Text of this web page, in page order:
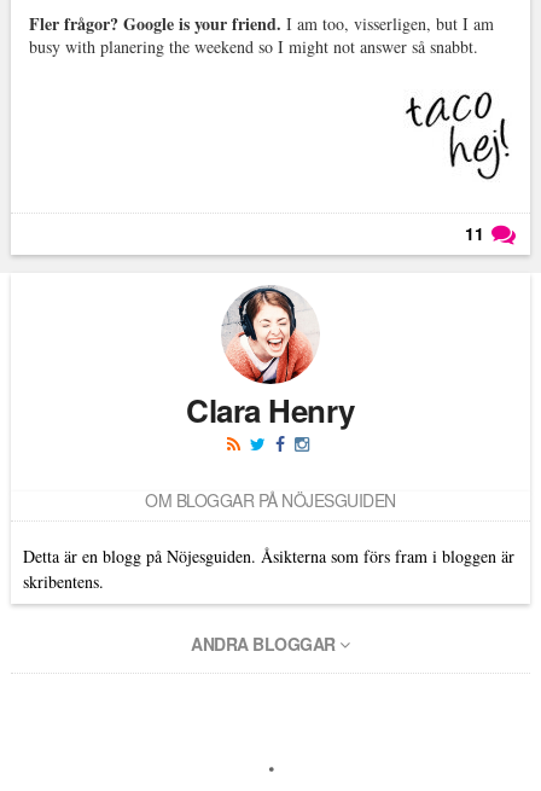
Fler frågor? Google is your friend. I am too, visserligen, but I am
busy with planering the weekend so I might not answer så snabbt.
11
Clara Henry
OM BLOGGAR PÅ NÖJESGUIDEN
Detta är en blogg på Nöjesguiden. Åsikterna som förs fram i bloggen är
skribentens.
ANDRA BLOGGAR